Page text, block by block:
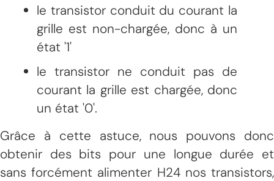
le transistor conduit du courant la
grille est non-chargée, donc à un
état '1'
le transistor ne conduit pas de
courant la grille est chargée, donc
un état '0'.
Grâce à cette astuce, nous pouvons donc
obtenir des bits pour une longue durée et
sans forcément alimenter H24 nos transistors,